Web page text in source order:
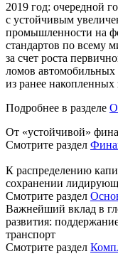
2019 год: очередной
с устойчивым
промышленности на
стандартов по всему
за счет роста
ломов автомобильных
из ранее накопленных
Подробнее в разделе
От «устойчивой»
Смотрите раздел
К распределению
сохранении
Смотрите раздел
Важнейший вклад в
развития:
транспорт
Смотрите раздел